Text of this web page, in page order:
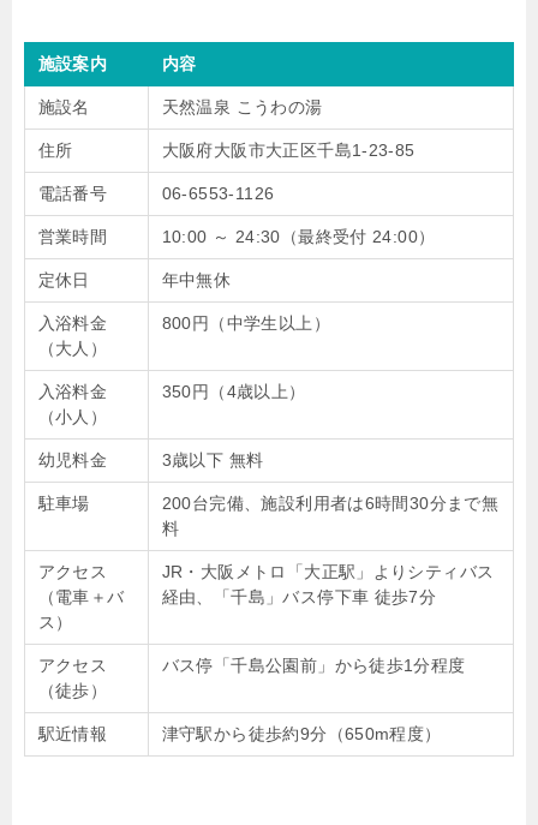
施設案内 内容
施設名 天然温泉 こうわの湯
住所 大阪府大阪市大正区千島1-23-85
電話番号 06-6553-1126
営業時間 10:00 ～ 24:30（最終受付 24:00）
定休日 年中無休
入浴料金
（大人）
800円（中学生以上）
入浴料金
（小人）
350円（4歳以上）
幼児料金 3歳以下 無料
駐車場
200台完備、施設利用者は6時間30分まで無
料
アクセス
（電車＋バ
ス）
JR・大阪メトロ「大正駅」よりシティバス
経由、「千島」バス停下車 徒歩7分
アクセス
（徒歩）
バス停「千島公園前」から徒歩1分程度
駅近情報 津守駅から徒歩約9分（650m程度）